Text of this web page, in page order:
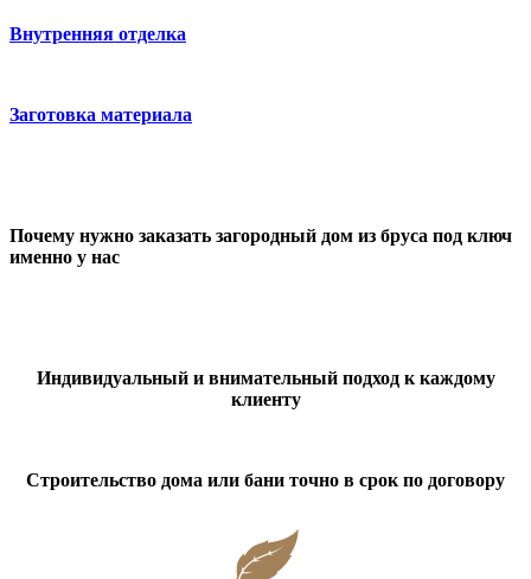
Внутренняя отделка
Заготовка материала
Почему нужно заказать загородный дом из бруса под ключ
именно у нас
Индивидуальный и внимательный подход к каждому
клиенту
Строительство дома или бани точно в срок по договору